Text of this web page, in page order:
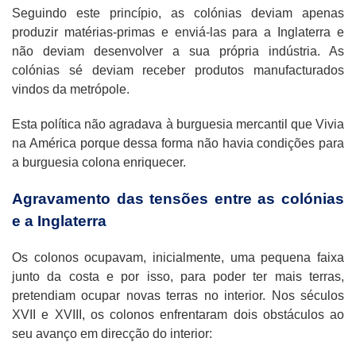
Seguindo este princípio, as colónias deviam apenas
produzir matérias-primas e enviá-las para a Inglaterra e
não deviam desenvolver a sua própria indústria. As
colónias sé deviam receber produtos manufacturados
vindos da metrópole.
Esta política não agradava à burguesia mercantil que Vivia
na América porque dessa forma não havia condições para
a burguesia colona enriquecer.
Agravamento das tensões entre as colónias
e a Inglaterra
Os colonos ocupavam, inicialmente, uma pequena faixa
junto da costa e por isso, para poder ter mais terras,
pretendiam ocupar novas terras no interior. Nos séculos
XVII e XVIII, os colonos enfrentaram dois obstáculos ao
seu avanço em direcção do interior: